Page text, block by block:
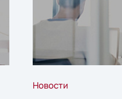
Новости